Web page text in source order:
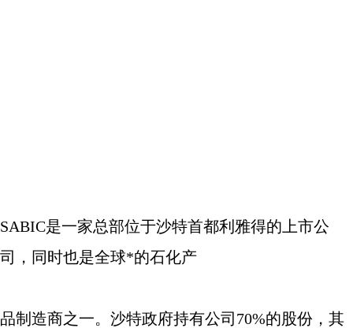
SABIC是一家总部位于沙特首都利雅得的上市公
司，同时也是全球*的石化产
品制造商之一。沙特政府持有公司 70%的股份，其